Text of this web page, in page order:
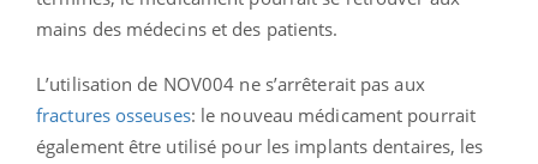
mains des médecins et des patients.
L’utilisation de NOV004 ne s’arrêterait pas aux
fractures osseuses: le nouveau médicament pourrait
également être utilisé pour les implants dentaires, les